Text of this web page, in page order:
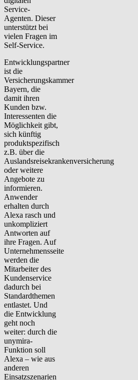
Service-
Agenten. Dieser
unterstützt bei
vielen Fragen im
Self-Service.
Entwicklungspartner
ist die
Versicherungskammer
Bayern, die
damit ihren
Kunden bzw.
Interessenten die
Möglichkeit gibt,
sich künftig
produktspezifisch
z.B. über die
Auslandsreisekrankenversicherung
oder weitere
Angebote zu
informieren.
Anwender
erhalten durch
Alexa rasch und
unkompliziert
Antworten auf
ihre Fragen. Auf
Unternehmensseite
werden die
Mitarbeiter des
Kundenservice
dadurch bei
Standardthemen
entlastet. Und
die Entwicklung
geht noch
weiter: durch die
unymira-
Funktion soll
Alexa – wie aus
anderen
Einsatzszenarien